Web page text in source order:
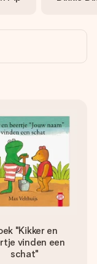
gedoe, maar
"Kikker en
vinden een
schat"